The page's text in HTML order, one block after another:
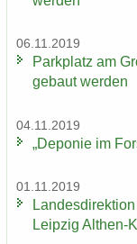
06.11.2019
Park­platz am
ge­baut wer­den
04.11.2019
„De­po­nie im
01.11.2019
Leip­zig Althen-​